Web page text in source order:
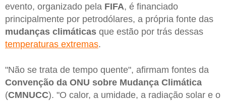
evento, organizado pela FIFA, é financiado
principalmente por petrodólares, a própria fonte das
mudanças climáticas que estão por trás dessas
temperaturas extremas.
"Não se trata de tempo quente", afirmam fontes da
Convenção da ONU sobre Mudança Climática
(CMNUCC). "O calor, a umidade, a radiação solar e o